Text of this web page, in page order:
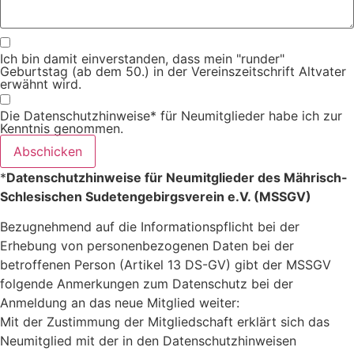
Ich bin damit einverstanden, dass mein "runder"
Geburtstag (ab dem 50.) in der Vereinszeitschrift Altvater
erwähnt wird.
Die Datenschutzhinweise* für Neumitglieder habe ich zur
Kenntnis genommen.
Abschicken
*Datenschutzhinweise für Neumitglieder des Mährisch-
Schlesischen Sudetengebirgsverein e.V. (MSSGV)
Bezugnehmend auf die Informationspflicht bei der
Erhebung von personenbezogenen Daten bei der
betroffenen Person (Artikel 13 DS-GV) gibt der MSSGV
folgende Anmerkungen zum Datenschutz bei der
Anmeldung an das neue Mitglied weiter:
Mit der Zustimmung der Mitgliedschaft erklärt sich das
Neumitglied mit der in den Datenschutzhinweisen